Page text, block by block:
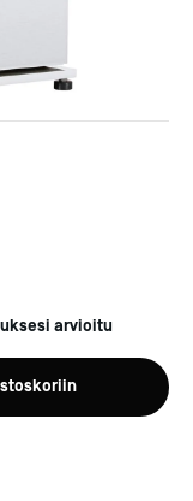
arvioitu